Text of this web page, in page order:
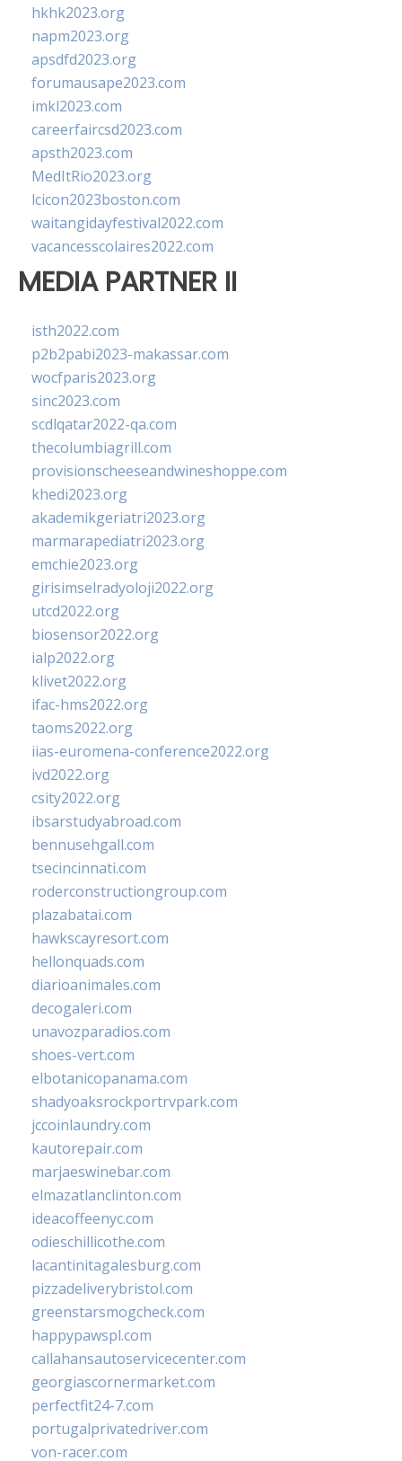
hkhk2023.org
napm2023.org
apsdfd2023.org
forumausape2023.com
imkl2023.com
careerfaircsd2023.com
apsth2023.com
MedItRio2023.org
lcicon2023boston.com
waitangidayfestival2022.com
vacancesscolaires2022.com
MEDIA PARTNER II
isth2022.com
p2b2pabi2023-makassar.com
wocfparis2023.org
sinc2023.com
scdlqatar2022-qa.com
thecolumbiagrill.com
provisionscheeseandwineshoppe.com
khedi2023.org
akademikgeriatri2023.org
marmarapediatri2023.org
emchie2023.org
girisimselradyoloji2022.org
utcd2022.org
biosensor2022.org
ialp2022.org
klivet2022.org
ifac-hms2022.org
taoms2022.org
iias-euromena-conference2022.org
ivd2022.org
csity2022.org
ibsarstudyabroad.com
bennusehgall.com
tsecincinnati.com
roderconstructiongroup.com
plazabatai.com
hawkscayresort.com
hellonquads.com
diarioanimales.com
decogaleri.com
unavozparadios.com
shoes-vert.com
elbotanicopanama.com
shadyoaksrockportrvpark.com
jccoinlaundry.com
kautorepair.com
marjaeswinebar.com
elmazatlanclinton.com
ideacoffeenyc.com
odieschillicothe.com
lacantinitagalesburg.com
pizzadeliverybristol.com
greenstarsmogcheck.com
happypawspl.com
callahansautoservicecenter.com
georgiascornermarket.com
perfectfit24-7.com
portugalprivatedriver.com
von-racer.com